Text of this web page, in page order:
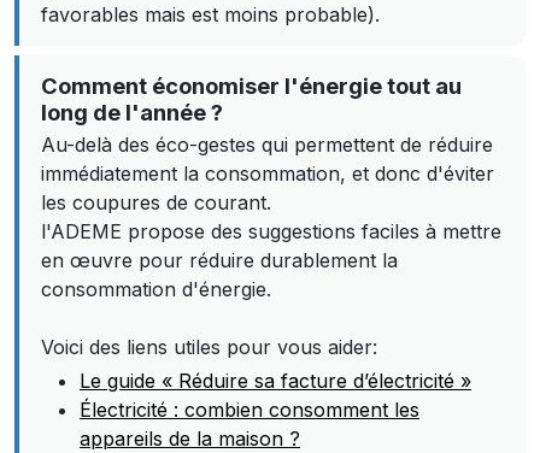
favorables mais est moins probable).
Comment économiser l'énergie tout au
long de l'année ?
Au-delà des éco-gestes qui permettent de réduire
immédiatement la consommation, et donc d'éviter
les coupures de courant.
l'ADEME propose des suggestions faciles à mettre
en œuvre pour réduire durablement la
consommation d'énergie.
Voici des liens utiles pour vous aider:
Le guide « Réduire sa facture d’électricité »
Électricité : combien consomment les
appareils de la maison ?